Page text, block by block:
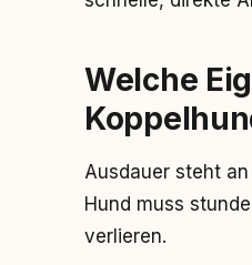
Welche
Ausdauer steht
Hund muss
verlieren.